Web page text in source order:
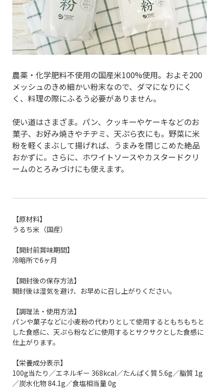
農薬・化学肥料不使用の国産米100%使用。およそ200
メッシュのきめ細かい粉末なので、ダマになりにく
く、料理の際にふるう必要がありません。
使い道はさまざま。パン、クッキーやケーキなどのお
菓子、お好み焼きやチヂミ、天ぷら衣にも。野菜に米
粉を軽くまぶして揚げれば、うまみを閉じこめた絶品
おかずに。さらに、ホワイトソースやカスタードクリ
ームのとろみづけにも使えます。
【原材料】
うるち米（国産）
【開封前賞味期間】
冷暗所で6ヶ月
【開封後の保存方法】
開封後は湿気を避け、お早めに召し上がりください。
【調理法・使用方法】
パンや菓子などに小麦粉の代わりとして使用するともちもちと
した食感に、天ぷら粉などに使用するとサクサクとした食感に
仕上がります。
【栄養成分表示】
100g当たり／エネルギー 368kcal／たんぱく質 5.6g／脂質 1g
／炭水化物 84.1g／食塩相当量 0g